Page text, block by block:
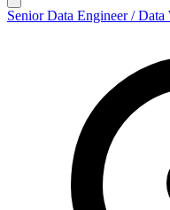
Senior Data Engineer / Data